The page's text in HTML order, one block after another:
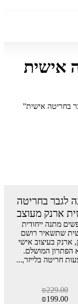
אישית
בחריטה אישית”
לגבר בחריטה
ארנק מעוצב
מתנה ייחודית
שתשאיר רושם
ארנק בעיצוב אישי
הפתרון המושלם.
חריטה בלייזר,...
₪229.00
₪199.00